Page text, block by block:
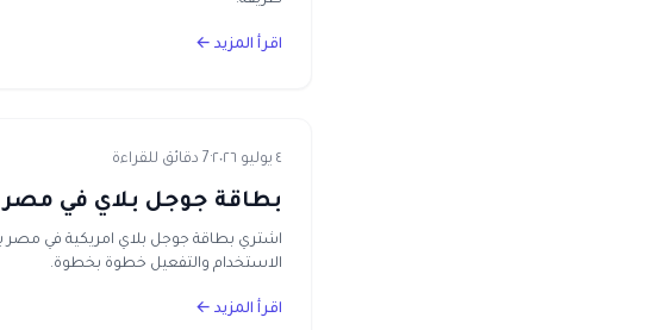
اقرأ المزيد ←
٤ يوليو ٢٠٢٦ · 7 دقائق للقراءة
بطاقة جوجل بلاي في مصر 2026 — اشتري كرت امريكي بفودافون كاش
الاستخدام والتفعيل خطوة بخطوة.
اقرأ المزيد ←